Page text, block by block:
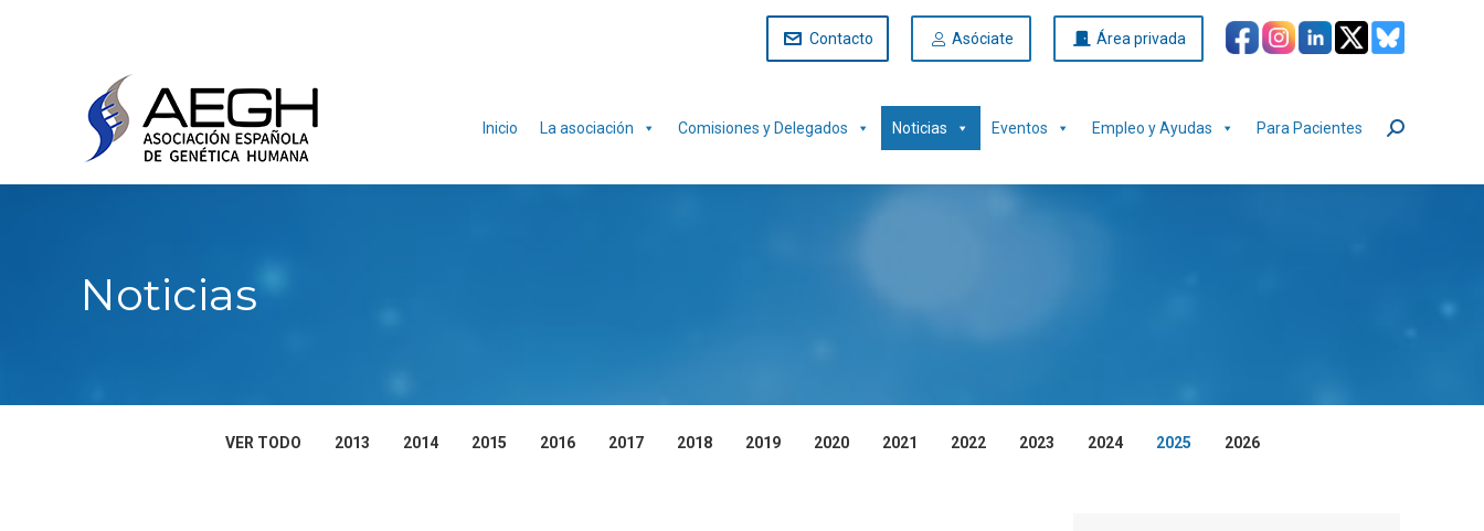
Contacto Asóciate Área privada
Inicio La asociación Comisiones y Delegados Noticias Eventos Empleo y Ayudas Para Pacientes Buscar:
Noticias
VER TODO 2013 2014 2015 2016 2017 2018 2019 2020 2021 2022 2023 2024 2025 2026